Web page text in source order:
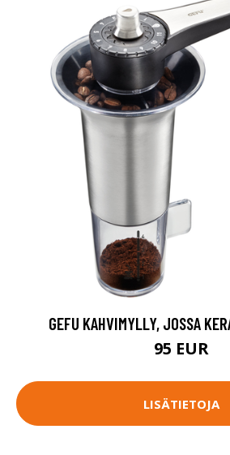
GEFU KAHVIMYLLY, JOSSA
95 EUR
LISÄTIETOJA